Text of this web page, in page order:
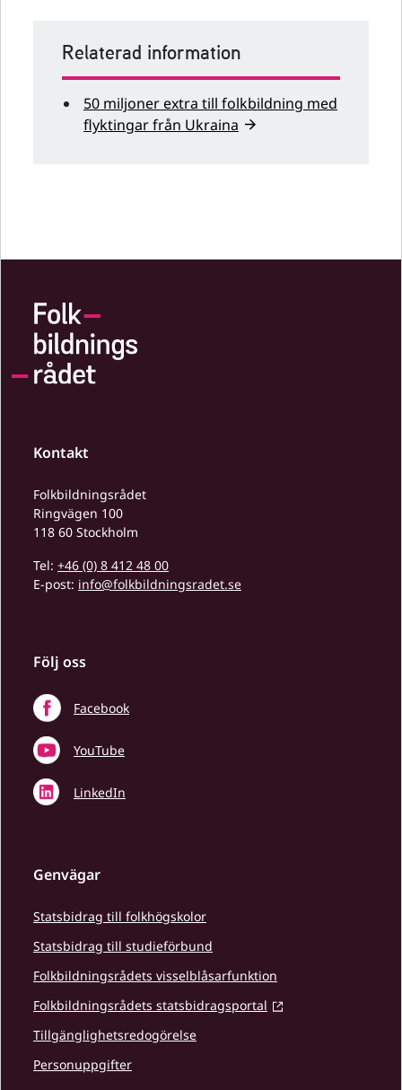
Relaterad information
50 miljoner extra till folkbildning med
flyktingar från Ukraina
Kontakt
Folkbildningsrådet
Ringvägen 100
118 60 Stockholm
Tel: +46 (0) 8 412 48 00
E-post: info@folkbildningsradet.se
Följ oss
Facebook
YouTube
LinkedIn
Genvägar
Statsbidrag till folkhögskolor
Statsbidrag till studieförbund
Folkbildningsrådets visselblåsarfunktion
Folkbildningsrådets statsbidragsportal
Tillgänglighetsredogörelse
Personuppgifter